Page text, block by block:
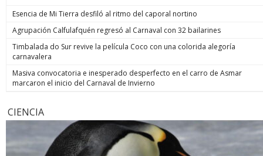
Esencia de Mi Tierra desfiló al ritmo del caporal nortino
Agrupación Calfulafquén regresó al Carnaval con 32 bailarines
Timbalada do Sur revive la película Coco con una colorida alegoría
carnavalera
Masiva convocatoria e inesperado desperfecto en el carro de Asmar
marcaron el inicio del Carnaval de Invierno
CIENCIA